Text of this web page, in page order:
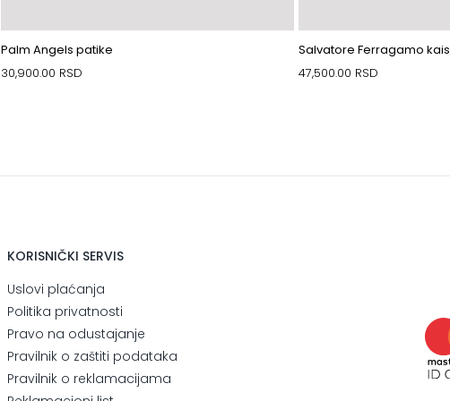
Palm Angels patike
30,900.00 RSD
Salvatore Ferragamo kais
47,500.00 RSD
KORISNIČKI SERVIS
Uslovi plaćanja
Politika privatnosti
Pravo na odustajanje
Pravilnik o zaštiti podataka
Pravilnik o reklamacijama